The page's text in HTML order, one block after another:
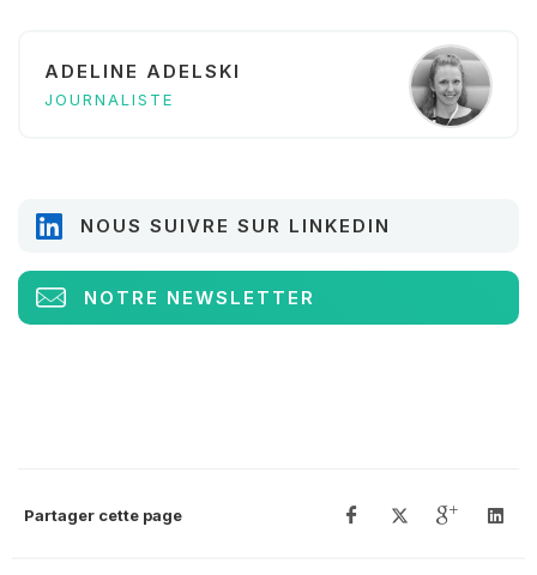
ADELINE ADELSKI
JOURNALISTE
NOUS SUIVRE SUR LINKEDIN
NOTRE NEWSLETTER
Partager cette page